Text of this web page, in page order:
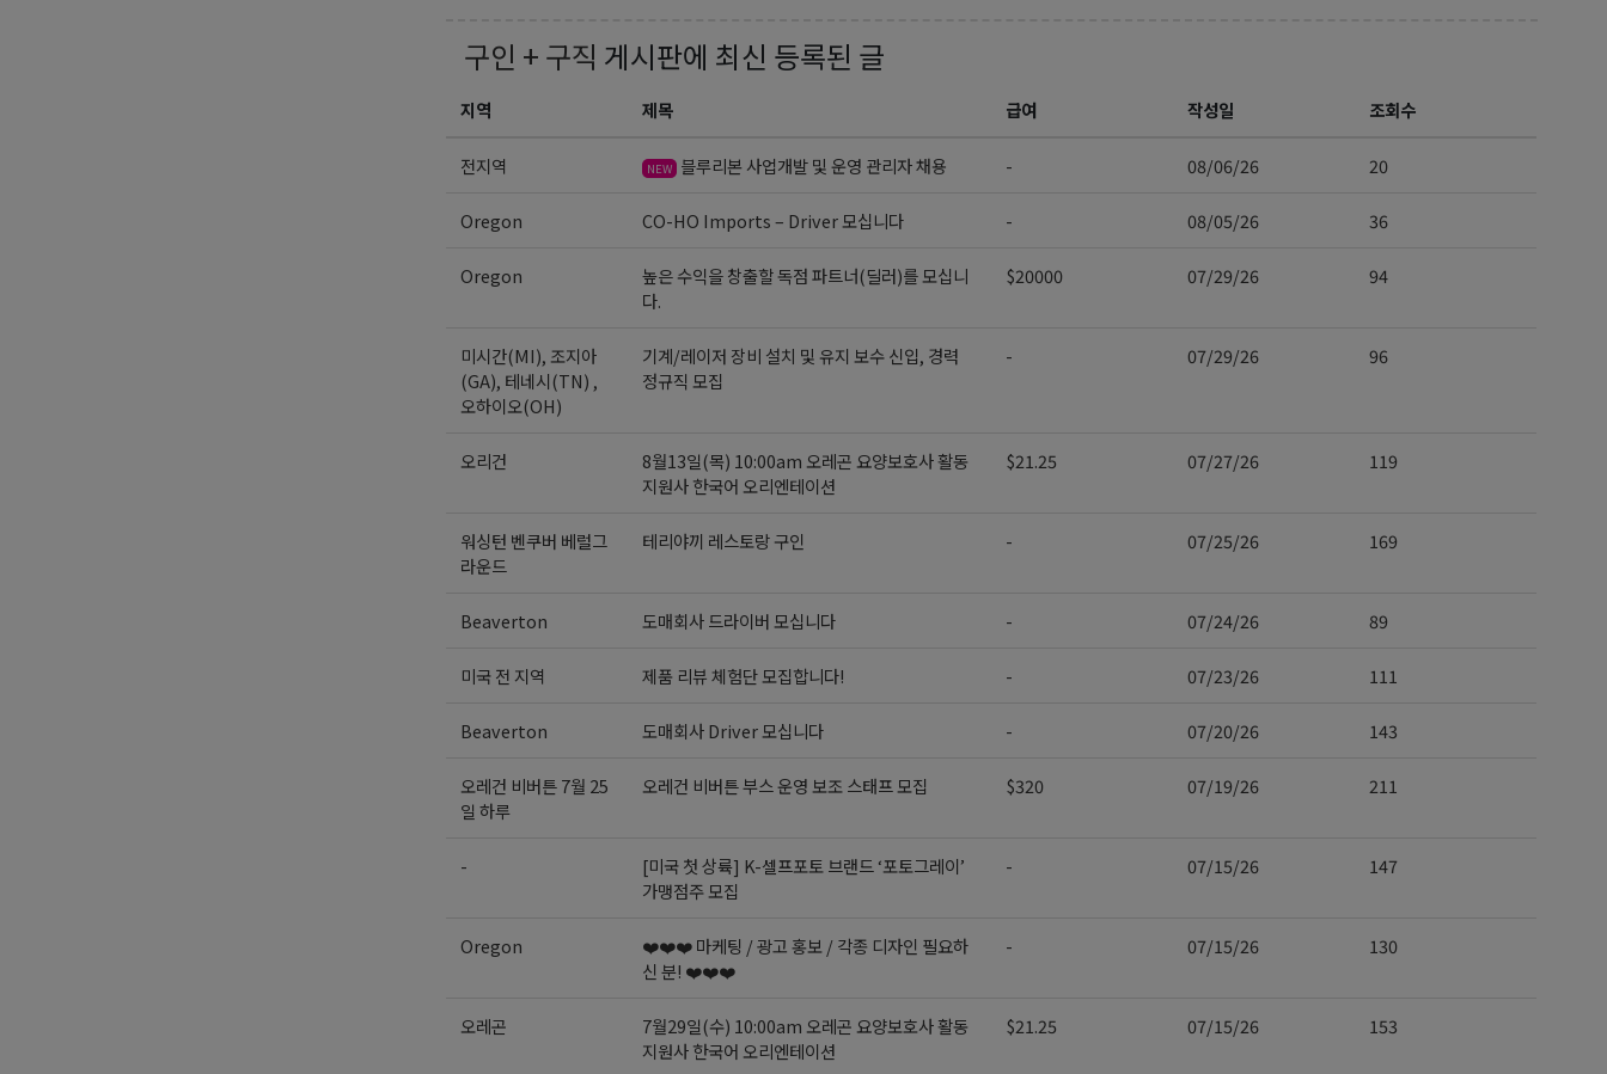
구인 + 구직 게시판에 최신 등록된 글
지역 제목 급여 작성일 조회수
전지역 NEW 블루리본 사업개발 및 운영 관리자 채용 - 08/06/26 20
Oregon CO-HO Imports – Driver 모십니다 - 08/05/26 36
Oregon
높은 수익을 창출할 독점 파트너(딜러)를 모십니
다.
$20000 07/29/26 94
미시간(MI), 조지아
(GA), 테네시(TN) ,
오하이오(OH)
기계/레이저 장비 설치 및 유지 보수 신입, 경력
정규직 모집
- 07/29/26 96
오리건
8월13일(목) 10:00am 오레곤 요양보호사 활동
지원사 한국어 오리엔테이션
$21.25 07/27/26 119
워싱턴 벤쿠버 베럴그
라운드
테리야끼 레스토랑 구인 - 07/25/26 169
Beaverton 도매회사 드라이버 모십니다 - 07/24/26 89
미국 전 지역 제품 리뷰 체험단 모집합니다! - 07/23/26 111
Beaverton 도매회사 Driver 모십니다 - 07/20/26 143
오레건 비버튼 7월 25
일 하루
오레건 비버튼 부스 운영 보조 스태프 모집 $320 07/19/26 211
-
[미국 첫 상륙] K-셀프포토 브랜드 ‘포토그레이’
가맹점주 모집
- 07/15/26 147
Oregon
❤️❤️❤️ 마케팅 / 광고 홍보 / 각종 디자인 필요하
신 분! ❤️❤️❤️
- 07/15/26 130
오레곤
7월29일(수) 10:00am 오레곤 요양보호사 활동
지원사 한국어 오리엔테이션
$21.25 07/15/26 153